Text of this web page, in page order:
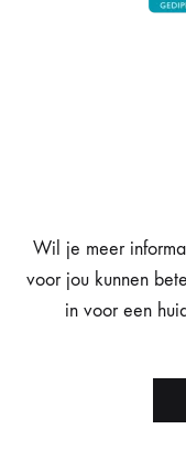
Wil je meer
voor jou kunnen
in voor een